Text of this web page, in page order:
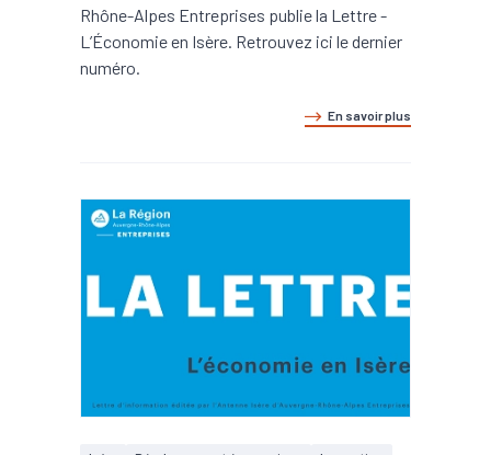
Rhône-Alpes Entreprises publie la Lettre -
L’Économie en Isère. Retrouvez ici le dernier
numéro.
En savoir plus